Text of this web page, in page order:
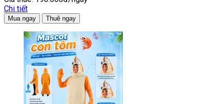
Chi tiết
Mua ngay Thuê ngay